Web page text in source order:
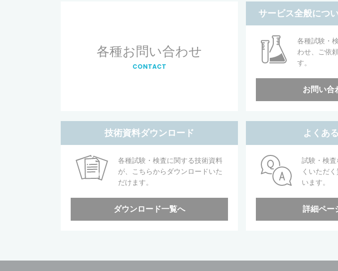
各種お問い合わせ
CONTACT
サービス全般につ
各種試験・
わせ、ご依
す。
お問い合
技術資料ダウンロード
各種試験・検査に関する技術資料
が、こちらからダウンロードいた
だけます。
ダウンロード一覧へ
よくあ
試験・検
くいただ
います。
詳細ペー